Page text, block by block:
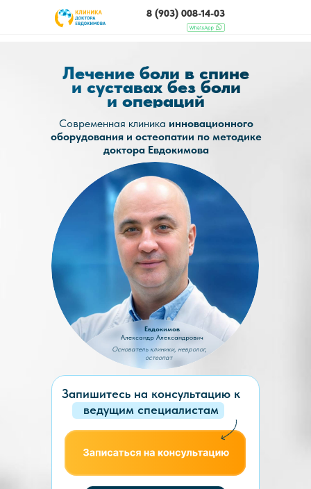
8 (903) 008-14-03
ЧТО МЫ ЛЕЧИМ
Евдокимов
Александр Александрович
Основатель клиники, невролог,
остеопат
Запишитесь на консультацию к
ведущим специалистам
Современная клиника инновационного
оборудования и остеопатии по методике
доктора Евдокимова
Лечение боли в спине
и суставах без боли
и операций